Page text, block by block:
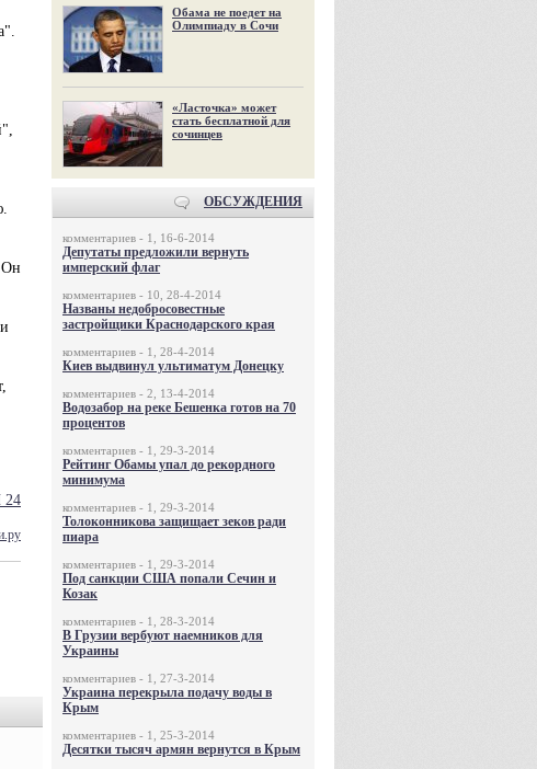
Он
Обама не поедет на
Олимпиаду в Сочи
«Ласточка» может
стать бесплатной для
сочинцев
ОБСУЖДЕНИЯ
комментариев - 1, 16-6-2014
Депутаты предложили вернуть
имперский флаг
комментариев - 10, 28-4-2014
Названы недобросовестные
застройщики Краснодарского края
комментариев - 1, 28-4-2014
Киев выдвинул ультиматум Донецку
комментариев - 2, 13-4-2014
Водозабор на реке Бешенка готов на 70
процентов
комментариев - 1, 29-3-2014
Рейтинг Обамы упал до рекордного
минимума
комментариев - 1, 29-3-2014
Толоконникова защищает зеков ради
пиара
комментариев - 1, 29-3-2014
Под санкции США попали Сечин и
Козак
комментариев - 1, 28-3-2014
В Грузии вербуют наемников для
Украины
комментариев - 1, 27-3-2014
Украина перекрыла подачу воды в
Крым
комментариев - 1, 25-3-2014
Десятки тысяч армян вернутся в Крым